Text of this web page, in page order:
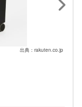
出典：rakuten.co.jp